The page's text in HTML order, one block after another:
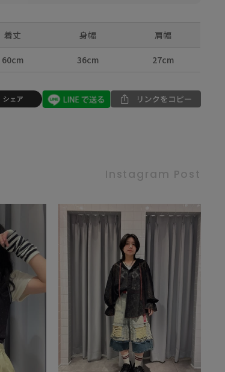
着丈 身幅 肩幅
60cm 36cm 27cm
Instagram Post